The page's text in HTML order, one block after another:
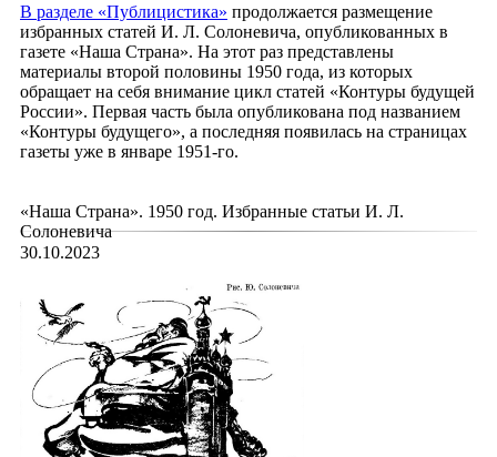
В разделе «Публицистика» продолжается размещение
избранных статей И. Л. Солоневича, опубликованных в
газете «Наша Страна». На этот раз представлены
материалы второй половины 1950 года, из которых
обращает на себя внимание цикл статей «Контуры будущей
России». Первая часть была опубликована под названием
«Контуры будущего», а последняя появилась на страницах
газеты уже в январе 1951-го.
«Наша Страна». 1950 год. Избранные статьи И. Л.
Солоневича
30.10.2023